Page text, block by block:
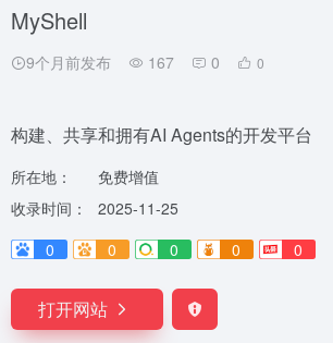
MyShell
9个月前发布 167 0 0
构建、共享和拥有AI Agents的开发平台
所在地：
免费增值
收录时间：
2025-11-25
0
0 0 0 0
打开网站